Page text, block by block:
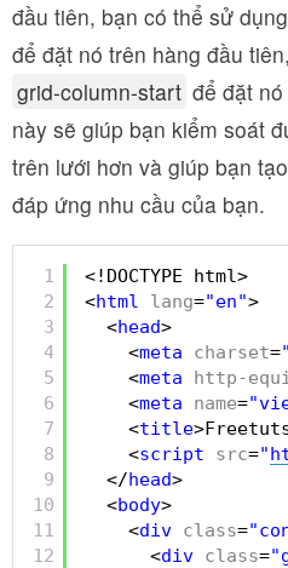
đầu tiên, bạn có thể sử
để đặt nó trên hàng đầu
grid-column-start để đặt
này sẽ giúp bạn kiểm soát
trên lưới hơn và giúp bạn
đáp ứng nhu cầu của bạn.
1
2
3
4
5
6
7
8
9
10
11
12
<!DOCTYPE html>
<html lang="en">
<head>
<meta charset=
<meta http-
<meta name=
<title
<script src="
</head>
<body>
<div class=
<div class=